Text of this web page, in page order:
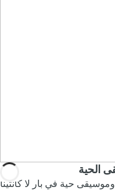
الحية
حية في بار لا كانتينا